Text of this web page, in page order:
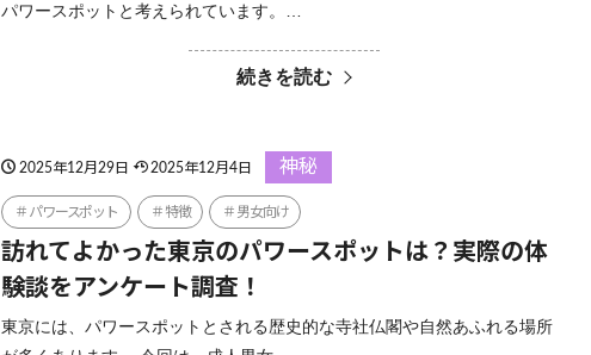
パワースポットと考えられています。…
続きを読む
2025年12月29日 2025年12月4日 神秘
パワースポット 特徴 男女向け
訪れてよかった東京のパワースポットは？実際の体
験談をアンケート調査！
東京には、パワースポットとされる歴史的な寺社仏閣や自然あふれる場所